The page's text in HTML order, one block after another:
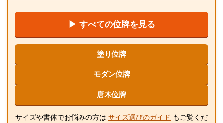
▶ すべての位牌を見る
塗り位牌
モダン位牌
唐木位牌
サイズや書体でお悩みの方は サイズ選びのガイド もご覧くだ